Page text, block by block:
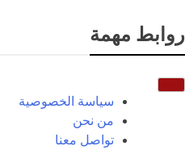
روابط مهمة
سياسة الخصوصية
من نحن
تواصل معنا